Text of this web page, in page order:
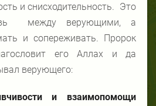
и снисходительность. Это
между верующими, а
и сопереживать. Пророк
его Аллах и да
верующего:
и взаимопомощи